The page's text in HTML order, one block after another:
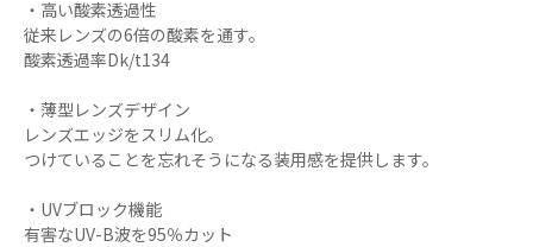
・高い酸素透過性
従来レンズの6倍の酸素を通す。
酸素透過率Dk/t134
・薄型レンズデザイン
レンズエッジをスリム化。
つけていることを忘れそうになる装用感を提供します。
・UVブロック機能
有害なUV-B波を95％カット